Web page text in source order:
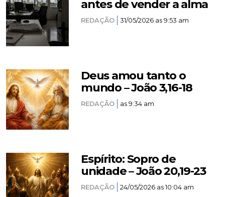
antes de vender a alma
REDAÇÃO 31/05/2026 as 9:53 am
Deus amou tanto o
mundo – João 3,16-18
REDAÇÃO as 9:34 am
Espírito: Sopro de
unidade – João 20,19-23
REDAÇÃO 24/05/2026 as 10:04 am